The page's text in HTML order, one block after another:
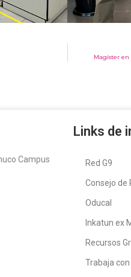
Magíster en
Campus
Links de
Red G9
Consejo de
Oducal
Inkatun ex
Recursos
Trabaja